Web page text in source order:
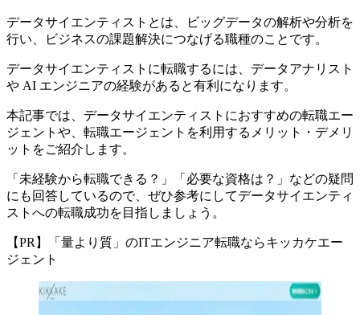
データサイエンティストとは、ビッグデータの解析や分析を
行い、ビジネスの課題解決につなげる職種のことです。
データサイエンティストに転職するには、データアナリスト
や AI エンジニアの経験があると有利になります。
本記事では、 データサイエンティストにおすすめの転職エー
ジェントや、転職エージェントを利用するメリット・デメリ
ットをご紹介 します。
「未経験から転職できる？」「必要な資格は？」などの疑問
にも回答しているので、ぜひ参考にしてデータサイエンティ
ストへの転職成功を目指しましょう。
【PR】「量より質」のITエンジニア転職ならキッカケエー
ジェント